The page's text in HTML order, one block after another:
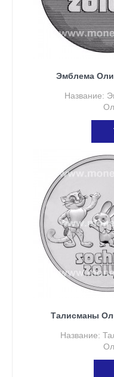
Эмблема
Название:
Талисманы
Название: